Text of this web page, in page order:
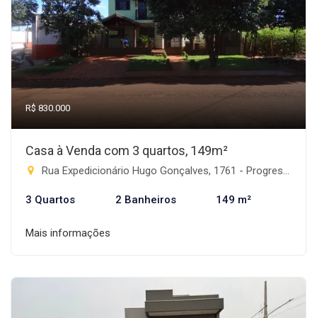
R$ 830.000
Casa à Venda com 3 quartos, 149m²
Rua Expedicionário Hugo Gonçalves, 1761 - Progresso, Rio Brilhante-MS
3 Quartos 2 Banheiros 149 m²
Mais informações